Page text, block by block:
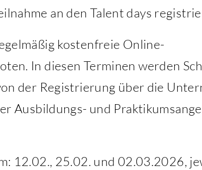
an den Talent days
kostenfreie Online-
In diesen Terminen werden
der Registrierung über die
Ausbildungs- und
12.02., 25.02. und 02.03.2026,